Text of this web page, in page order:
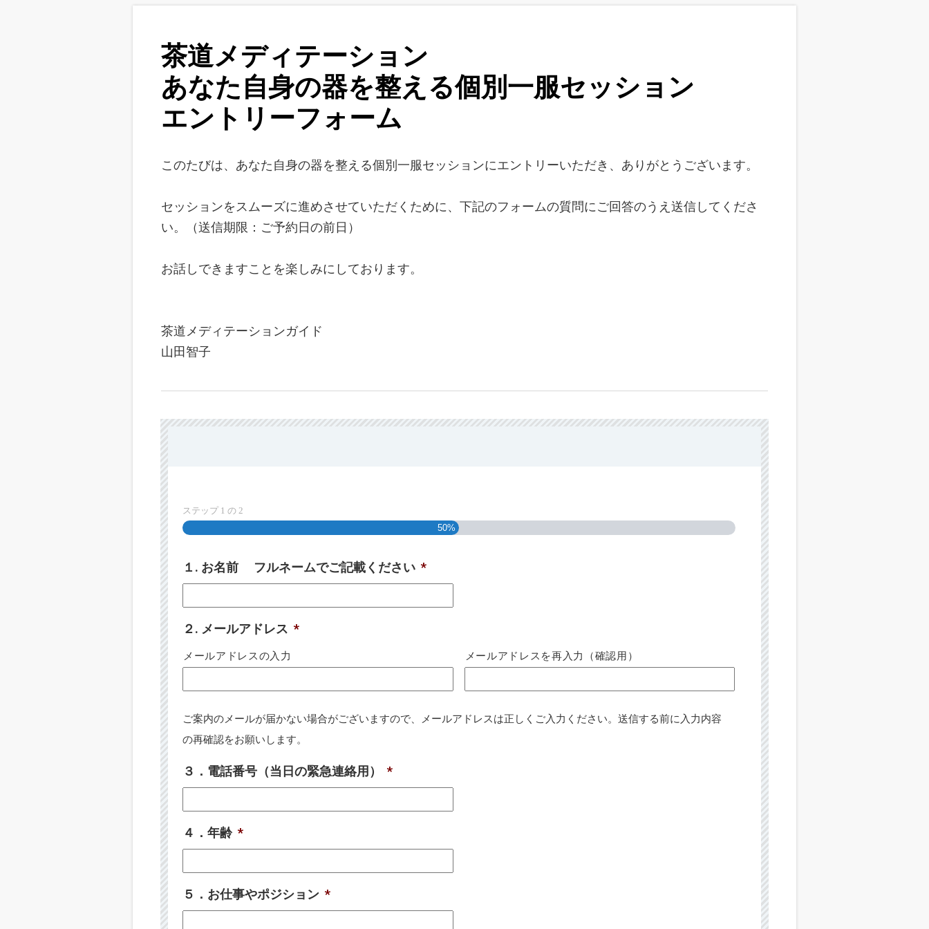
茶道メディテーション
あなた自身の器を整える個別一服セッション
エントリーフォーム
このたびは、あなた自身の器を整える個別一服セッションにエントリーいただき、ありがとうございます。
セッションをスムーズに進めさせていただくために、下記のフォームの質問にご回答のうえ送信してくださ
い。（送信期限：ご予約日の前日）
お話しできますことを楽しみにしております。
茶道メディテーションガイド
山田智子
ステップ 1 の 2
50%
１. お名前 フルネームでご記載ください *
２. メールアドレス *
メールアドレスの入力 メールアドレスを再入力（確認用）
ご案内のメールが届かない場合がございますので、メールアドレスは正しくご入力ください。送信する前に入力内容
の再確認をお願いします。
３．電話番号（当日の緊急連絡用） *
４．年齢 *
５．お仕事やポジション *